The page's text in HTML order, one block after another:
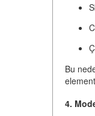
Bu
4.